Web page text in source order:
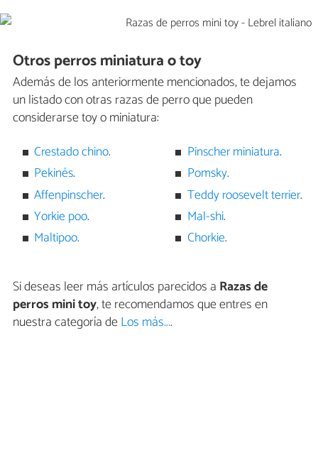
Otros perros miniatura o toy
Además de los anteriormente mencionados, te dejamos
un listado con otras razas de perro que pueden
considerarse toy o miniatura:
Crestado chino.
Pekinés.
Affenpinscher.
Yorkie poo.
Maltipoo.
Pinscher miniatura.
Pomsky.
Teddy roosevelt terrier.
Mal-shi.
Chorkie.
Si deseas leer más artículos parecidos a Razas de
perros mini toy, te recomendamos que entres en
nuestra categoría deLos más....